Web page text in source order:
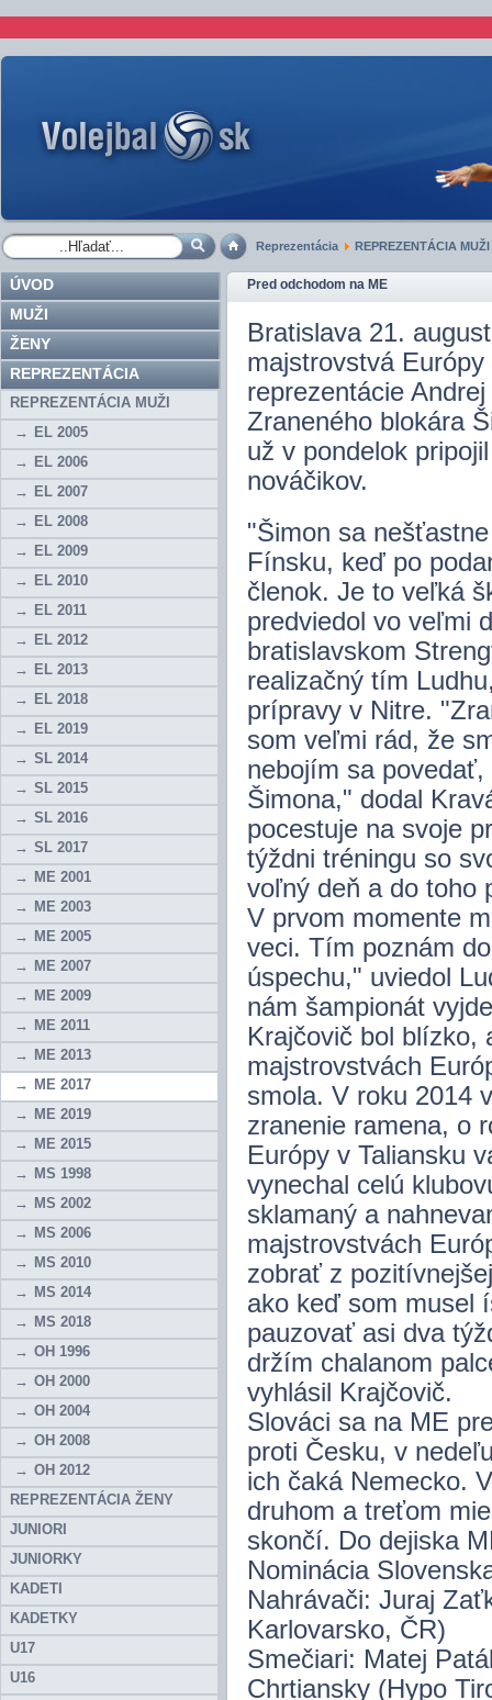
Reprezentácia REPREZENTÁCIA MUŽI
ÚVOD
MUŽI
ŽENY
REPREZENTÁCIA
REPREZENTÁCIA MUŽI
EL 2005
EL 2006
EL 2007
EL 2008
EL 2009
EL 2010
EL 2011
EL 2012
EL 2013
EL 2018
EL 2019
SL 2014
SL 2015
SL 2016
SL 2017
ME 2001
ME 2003
ME 2005
ME 2007
ME 2009
ME 2011
ME 2013
ME 2017
ME 2019
ME 2015
MS 1998
MS 2002
MS 2006
MS 2010
MS 2014
MS 2018
OH 1996
OH 2000
OH 2004
OH 2008
OH 2012
REPREZENTÁCIA ŽENY
JUNIORI
JUNIORKY
KADETI
KADETKY
U17
U16
Pred odchodom na ME
Bratislava 21.
majstrovstvá
reprezentácie
Zraneného blokára
už v pondelok
nováčikov.
"Šimon sa
Fínsku, keď po
členok. Je to veľká
predviedol vo veľmi
bratislavskom
realizačný tím
prípravy v Nitre.
som veľmi rád, že
nebojím sa
Šimona," dodal
pocestuje na svoje
týždni tréningu so
voľný deň a do toho
V prvom momente
veci. Tím poznám
úspechu," uviedol
nám šampionát
Krajčovič bol blízko,
majstrovstvách
smola. V roku 2014
zranenie ramena, o
Európy v Taliansku
vynechal celú
sklamaný a
majstrovstvách
zobrať z
ako keď som musel
pauzovať asi dva
držím chalanom
vyhlásil Krajčovič.
Slováci sa na ME
proti Česku, v
ich čaká Nemecko.
druhom a treťom
skončí. Do dejiska
Nominácia
Nahrávači: Juraj
Karlovarsko, ČR)
Smečiari: Matej
Chrtiansky (Hypo